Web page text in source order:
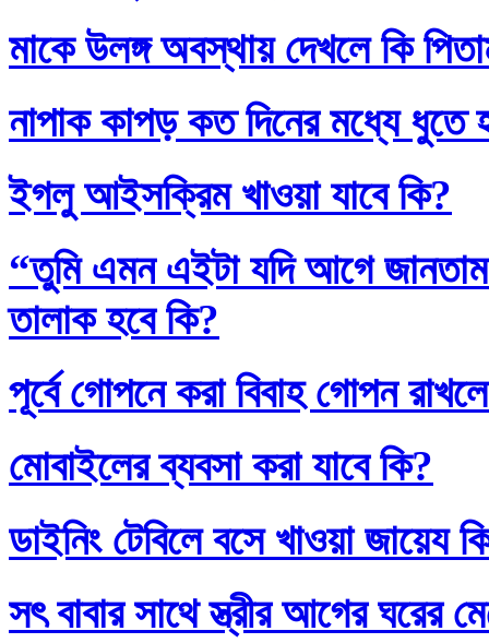
মাকে উলঙ্গ অবস্থায় দেখলে কি
নাপাক কাপড় কত দিনের মধ্যে ধুতে
ইগলু আইসক্রিম খাওয়া যাবে কি?
“তুমি এমন এইটা যদি আগে
তালাক হবে কি?
পূর্বে গোপনে করা বিবাহ গোপন
মোবাইলের ব্যবসা করা যাবে কি?
ডাইনিং টেবিলে বসে খাওয়া জায়েয
সৎ বাবার সাথে স্ত্রীর আগের ঘরের